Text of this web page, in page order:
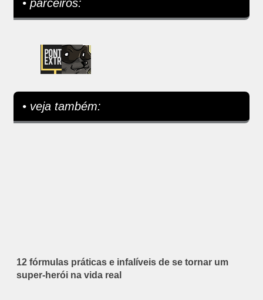
• parceiros:
• veja também:
12 fórmulas práticas e infalíveis de se tornar um
super-herói na vida real